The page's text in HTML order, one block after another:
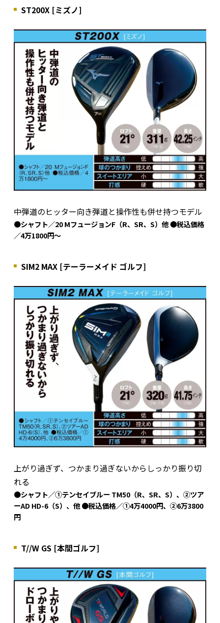
ST200X [ミズノ]
中弾道のヒッター向き弾道と操作性も併せ持つモデル
●シャフト／20 MフュージョンF（R、SR、S）他 ●税込価格
／4万1800円～
SIM2 MAX [テーラーメイド ゴルフ]
上がり過ぎず、つかまり過ぎないからしっかり振り切
れる
●シャフト／①テンセイブルー TM50（R、SR、S）、②ツア
ーAD HD-6（S）、他 ●税込価格／①4万4000円、②6万3800
円
T//W GS [本間ゴルフ]